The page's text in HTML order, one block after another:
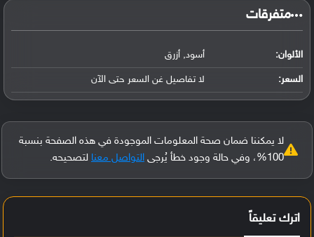
‏متفرقات‏
الألوان: أسود, أزرق
السعر: لا تفاصيل غن السعر حتى الآن
لا يمكننا ضمان صحة المعلومات الموجودة في هذه الصفحة بنسبة
100%، وفي حالة وجود خطأ يُرجى
التواصل معنا لتصحيحه.
اترك تعليقاً